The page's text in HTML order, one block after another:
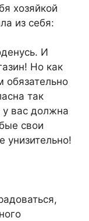
хозяйкой
из себя:
И
Но как
обязательно
так
у вас должна
свои
унизительно!